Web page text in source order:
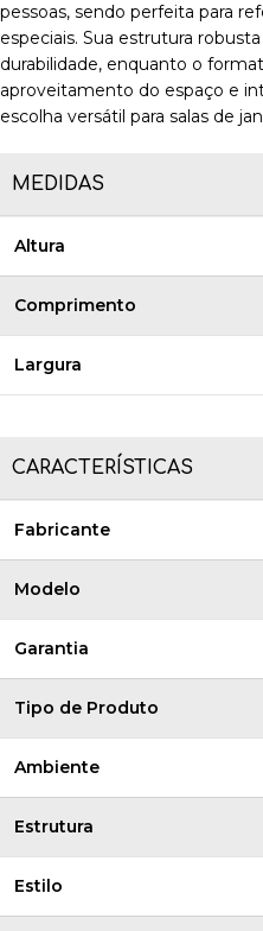
pessoas, sendo perfeita para
especiais. Sua estrutura
durabilidade, enquanto o
aproveitamento do espaço e
escolha versátil para salas de
MEDIDAS
Altura
Comprimento
Largura
CARACTERÍSTICAS
Fabricante
Modelo
Garantia
Tipo de Produto
Ambiente
Estrutura
Estilo